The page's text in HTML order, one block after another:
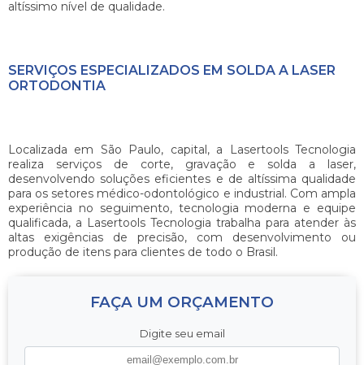
altíssimo nível de qualidade.
SERVIÇOS ESPECIALIZADOS EM SOLDA A LASER
ORTODONTIA
Localizada em São Paulo, capital, a Lasertools Tecnologia
realiza serviços de corte, gravação e solda a laser,
desenvolvendo soluções eficientes e de altíssima qualidade
para os setores médico-odontológico e industrial. Com ampla
experiência no seguimento, tecnologia moderna e equipe
qualificada, a Lasertools Tecnologia trabalha para atender às
altas exigências de precisão, com desenvolvimento ou
produção de itens para clientes de todo o Brasil.
FAÇA UM ORÇAMENTO
Digite seu email